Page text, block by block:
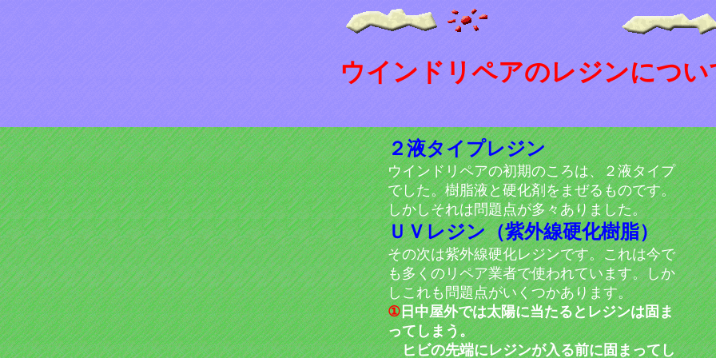
ウインドリペアのレジンについ
２液タイプレジン
ウインドリペアの初期のころは、２液タイプ
でした。樹脂液と硬化剤をまぜるものです。
しかしそれは問題点が多々ありました。
ＵＶレジン（紫外線硬化樹脂）
その次は紫外線硬化レジンです。これは今で
も多くのリペア業者で使われています。しか
しこれも問題点がいくつかあります。
①日中屋外では太陽に当たるとレジンは固ま
ってしまう。
ヒビの先端にレジンが入る前に固まってし